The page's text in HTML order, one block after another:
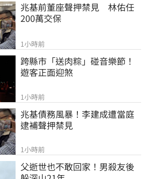
兆基前董座聲押禁見　林佑任
200萬交保
1小時前
跨縣市「送肉粽」碰音樂節！
遊客正面迎煞
1小時前
兆基債務風暴！李建成遭當庭
逮補聲押禁見
1小時前
父逝世也不敢回家！男殺友後